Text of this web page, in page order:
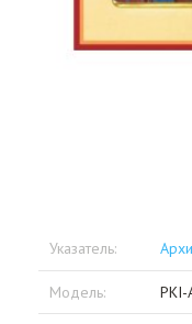
Указатель:
Модель: